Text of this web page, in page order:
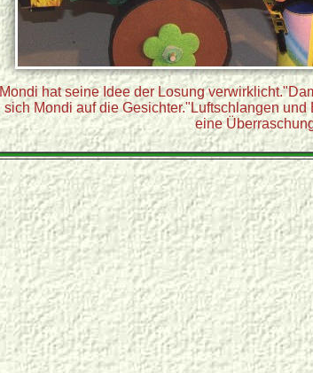
Mondi hat seine Idee der Losung
sich Mondi auf die Gesichter."Luftschlangen
eine